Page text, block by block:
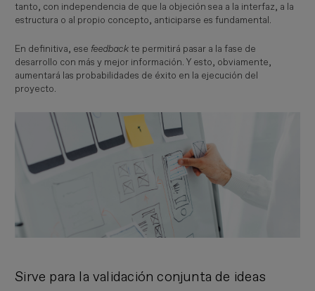
tanto, con independencia de que la objeción sea a la interfaz, a la
estructura o al propio concepto, anticiparse es fundamental.
En definitiva, ese feedbackte permitirá pasar a la fase de
desarrollo con más y mejor información. Y esto, obviamente,
aumentará las probabilidades de éxito en la ejecución del
proyecto.
Sirve para la validación conjunta de ideas